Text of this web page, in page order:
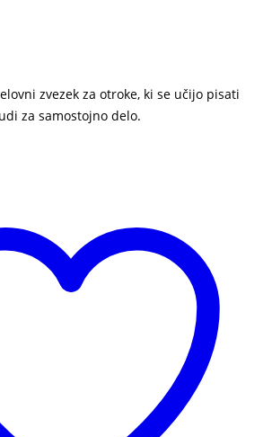
zvezek za otroke, ki se učijo pisati
za samostojno delo.